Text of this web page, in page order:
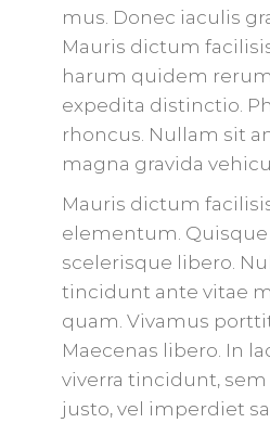
mus. Donec iaculis
Mauris dictum
harum quidem
expedita distinctio.
rhoncus. Nullam sit
magna gravida
Mauris dictum
elementum.
scelerisque libero.
tincidunt ante vitae
quam. Vivamus
Maecenas libero. In
viverra tincidunt,
justo, vel imperdiet